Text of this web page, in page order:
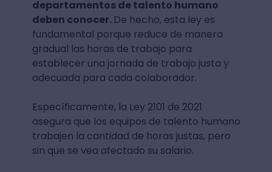
departamentos de talento humano
deben conocer. De hecho, esta ley es
fundamental porque reduce de manera
gradual las horas de trabajo para
establecer una jornada de trabajo justa y
adecuada para cada colaborador.
Específicamente, la Ley 2101 de 2021
asegura que los equipos de talento humano
trabajen la cantidad de horas justas, pero
sin que se vea afectado su salario.